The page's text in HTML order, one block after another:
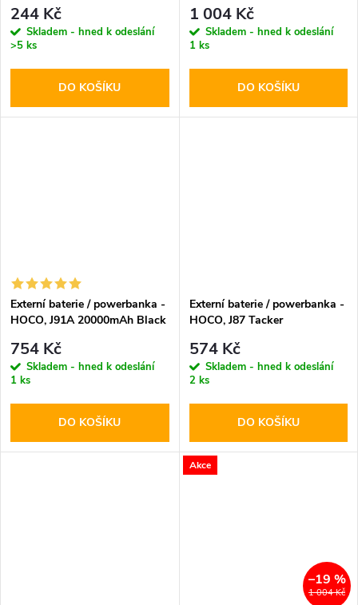
244 Kč
Skladem - hned k odeslání
>5 ks
DO KOŠÍKU
1 004 Kč
Skladem - hned k odeslání
1 ks
DO KOŠÍKU
Externí baterie / powerbanka -
HOCO, J91A 20000mAh Black
754 Kč
Skladem - hned k odeslání
1 ks
DO KOŠÍKU
Externí baterie / powerbanka -
HOCO, J87 Tacker
Black
574 Kč
Skladem - hned k odeslání
2 ks
DO KOŠÍKU
Akce
1 004 Kč
–19 %